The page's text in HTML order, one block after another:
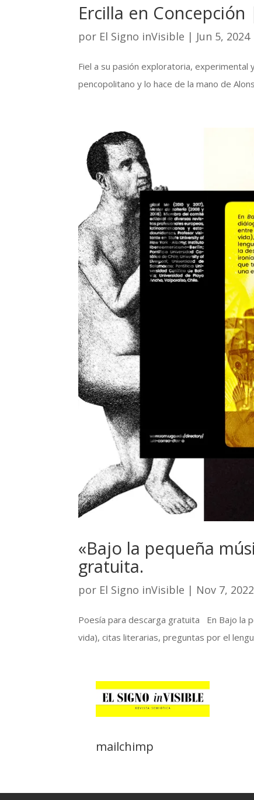
Ercilla en
por El Signo inVisible | Jun 5, 2024
Fiel a su pasión exploratoria,
pencopolitano y lo hace de la mano de
«Bajo la pequeña
gratuita.
por El Signo inVisible | Nov 7, 2022
Poesía para descarga gratuita En Bajo la
vida), citas literarias, preguntas por el
mailchimp